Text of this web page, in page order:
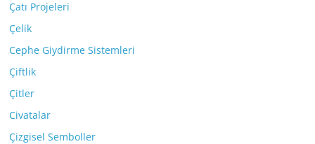
Çatı Projeleri
Çelik
Cephe Giydirme Sistemleri
Çiftlik
Çitler
Civatalar
Çizgisel Semboller